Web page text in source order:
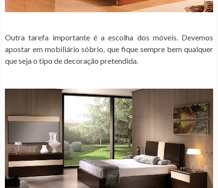
Outra tarefa importante é a escolha dos móveis. Devemos
apostar em mobiliário sóbrio, que fique sempre bem qualquer
que seja o tipo de decoração pretendida.